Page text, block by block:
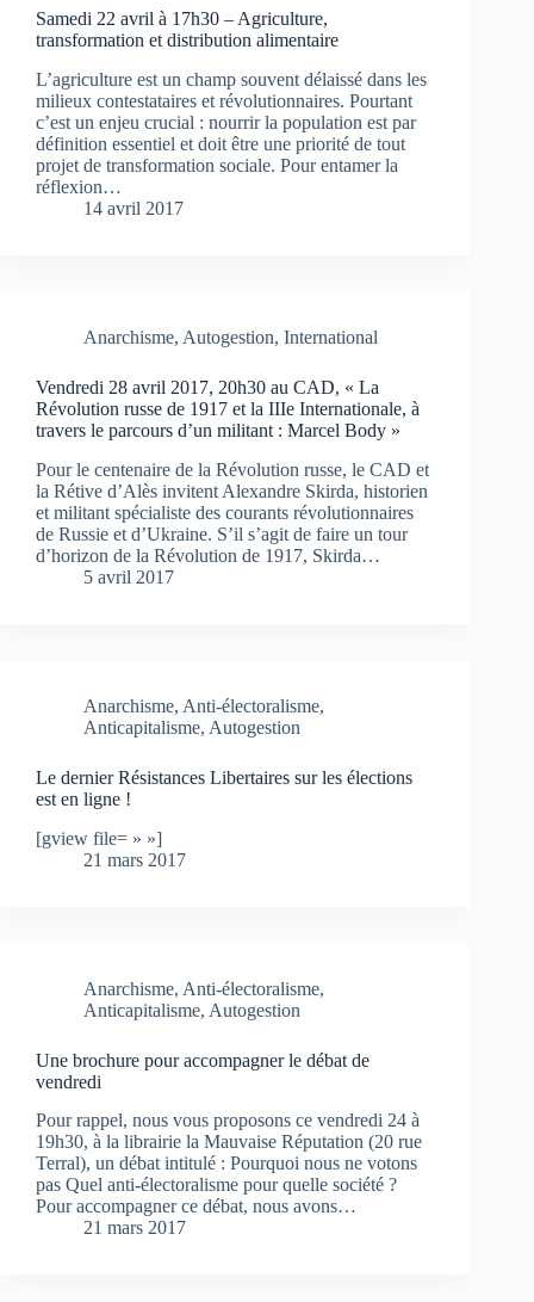
Samedi 22 avril à 17h30 – Agriculture,
transformation et distribution alimentaire
L’agriculture est un champ souvent délaissé dans les
milieux contestataires et révolutionnaires. Pourtant
c’est un enjeu crucial : nourrir la population est par
définition essentiel et doit être une priorité de tout
projet de transformation sociale. Pour entamer la
réflexion…
14 avril 2017
Anarchisme, Autogestion, International
Vendredi 28 avril 2017, 20h30 au CAD, « La
Révolution russe de 1917 et la IIIe Internationale, à
travers le parcours d’un militant : Marcel Body »
Pour le centenaire de la Révolution russe, le CAD et
la Rétive d’Alès invitent Alexandre Skirda, historien
et militant spécialiste des courants révolutionnaires
de Russie et d’Ukraine. S’il s’agit de faire un tour
d’horizon de la Révolution de 1917, Skirda…
5 avril 2017
Anarchisme, Anti-électoralisme,
Anticapitalisme, Autogestion
Le dernier Résistances Libertaires sur les élections
est en ligne !
[gview file= » »]
21 mars 2017
Anarchisme, Anti-électoralisme,
Anticapitalisme, Autogestion
Une brochure pour accompagner le débat de
vendredi
Pour rappel, nous vous proposons ce vendredi 24 à
19h30, à la librairie la Mauvaise Réputation (20 rue
Terral), un débat intitulé : Pourquoi nous ne votons
pas Quel anti-électoralisme pour quelle société ?
Pour accompagner ce débat, nous avons…
21 mars 2017